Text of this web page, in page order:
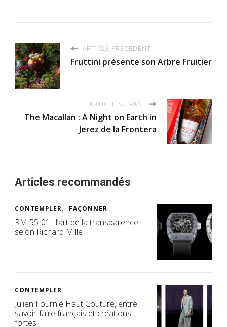
ARTICLE PRÉCÉDENT
Fruttini présente son Arbre Fruitier
ARTICLE SUIVANT
The Macallan : A Night on Earth in
Jerez de la Frontera
Articles recommandés
CONTEMPLER FAÇONNER
RM 55-01 : l’art de la transparence
selon Richard Mille
CONTEMPLER
Julien Fournié Haut Couture, entre
savoir-faire français et créations
fortes